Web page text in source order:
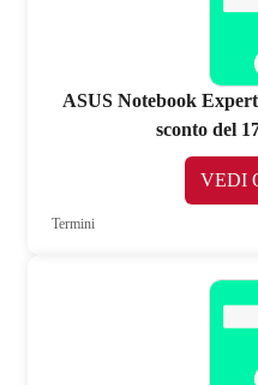
ASUS Notebook
sconto del
VEDI
Termini